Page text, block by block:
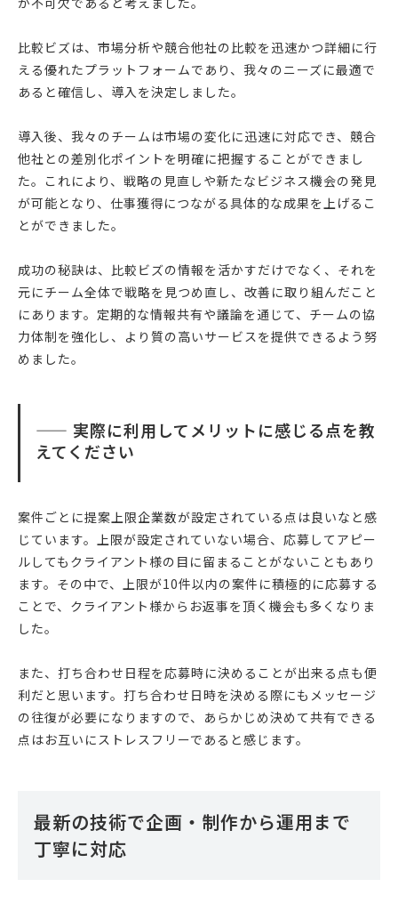
比較ビズは、市場分析や競合他社の比較を迅速かつ詳細に行
える優れたプラットフォームであり、我々のニーズに最適で
あると確信し、導入を決定しました。
導入後、我々のチームは市場の変化に迅速に対応でき、競合
他社との差別化ポイントを明確に把握することができまし
た。これにより、戦略の見直しや新たなビジネス機会の発見
が可能となり、仕事獲得につながる具体的な成果を上げるこ
とができました。
成功の秘訣は、比較ビズの情報を活かすだけでなく、それを
元にチーム全体で戦略を見つめ直し、改善に取り組んだこと
にあります。定期的な情報共有や議論を通じて、チームの協
力体制を強化し、より質の高いサービスを提供できるよう努
めました。
—— 実際に利用してメリットに感じる点を教
えてください
案件ごとに提案上限企業数が設定されている点は良いなと感
じています。上限が設定されていない場合、応募してアピー
ルしてもクライアント様の目に留まることがないこともあり
ます。その中で、上限が10件以内の案件に積極的に応募する
ことで、クライアント様からお返事を頂く機会も多くなりま
した。
また、打ち合わせ日程を応募時に決めることが出来る点も便
利だと思います。打ち合わせ日時を決める際にもメッセージ
の往復が必要になりますので、あらかじめ決めて共有できる
点はお互いにストレスフリーであると感じます。
最新の技術で企画・制作から運用まで
丁寧に対応